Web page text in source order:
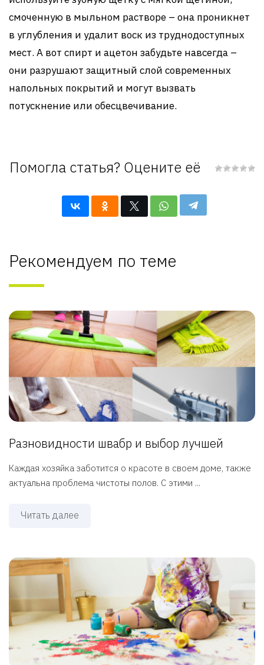
смоченную в мыльном растворе – она проникнет
в углубления и удалит воск из труднодоступных
мест. А вот спирт и ацетон забудьте навсегда –
они разрушают защитный слой современных
напольных покрытий и могут вызвать
потускнение или обесцвечивание.
Помогла статья? Оцените её
Рекомендуем по теме
Разновидности швабр и выбор лучшей
Каждая хозяйка заботится о красоте в своем доме, также
актуальна проблема чистоты полов. С этими ...
Читать далее